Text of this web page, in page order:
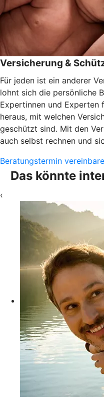
Versicherung &
Für jeden ist ein anderer
lohnt sich die persönliche
Expertinnen und Experten
heraus, mit welchen
geschützt sind. Mit den
auch selbst rechnen und
Beratungstermin
Das könnte
‹